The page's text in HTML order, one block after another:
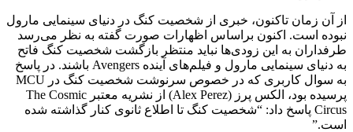
از آن زمان تاکنون، خبری از شخصیت کنگ در دنیای سینمایی مارول
نبوده است. اکنون براساس اظهارات صورت گفته به نظر می‌رسد
طرفداران به این زودی‌ها نباید منتظر بازگشت شخصیت کنگ فاتح
به دنیای سینمایی مارول و فیلم‌های آینده Avengers باشند. در پاسخ
به سوال کاربری که در خصوص سرنوشت شخصیت کنگ در MCU
پرسیده بود، الکس پرز (Alex Perez) از نشریه معتبر The Cosmic
Circus پاسخ داد: “شخصیت کنگ تا اطلاع ثانوی کنار گذاشته شده
است.”